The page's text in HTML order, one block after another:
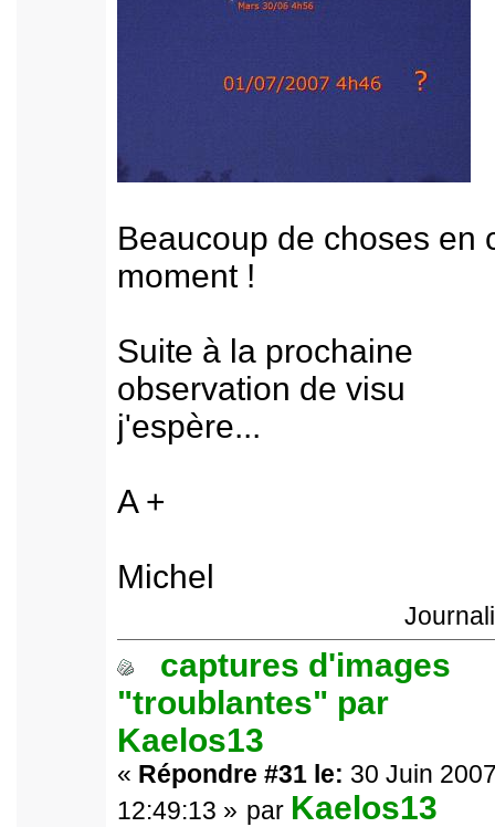
Beaucoup de choses en
moment !
Suite à la prochaine
observation de visu
j'espère...
A +
Michel
captures d'images
"troublantes" par
Kaelos13
« Répondre #31 le: 30 Juin
12:49:13 » par Kaelos13